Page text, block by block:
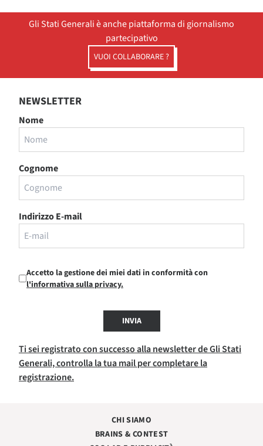
Gli Stati Generali è anche piattaforma di giornalismo
partecipativo
VUOI COLLABORARE ?
NEWSLETTER
Nome
Cognome
Indirizzo E-mail
Accetto la gestione dei miei dati in conformità con
l'informativa sulla privacy.
INVIA
Ti sei registrato con successo alla newsletter de Gli Stati
Generali, controlla la tua mail per completare la
registrazione.
CHI SIAMO
BRAINS & CONTEST